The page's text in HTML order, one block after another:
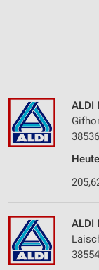
ALDI
ALDI